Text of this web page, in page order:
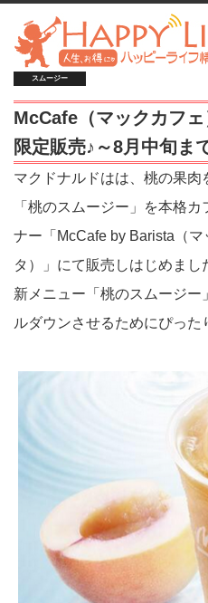
スムージー
McCafe（マックカフ
限定販売♪～8月中旬ま
マクドナルドはは、桃の果
「桃のスムージー」を本格
ナー「McCafe by Barista（
タ）」にて販売しはじめまし
新メニュー「桃のスムージ
ルダウンさせるためにぴった